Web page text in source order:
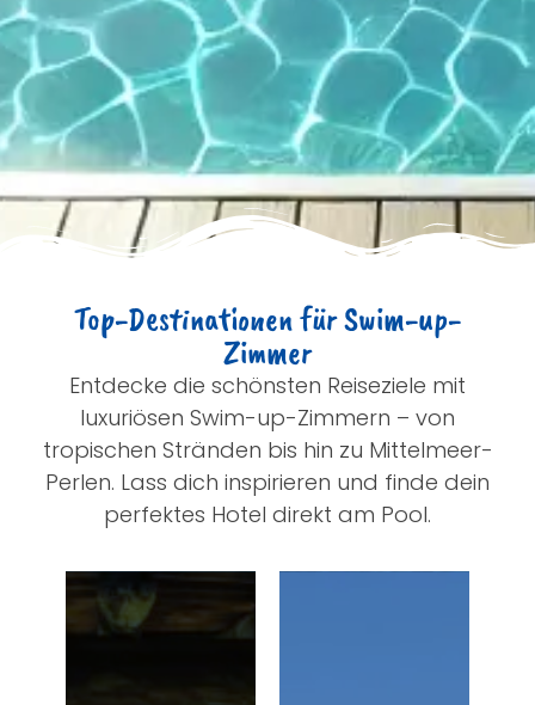
Top-Destinationen für Swim-up-
Zimmer
Entdecke die schönsten Reiseziele mit
luxuriösen Swim-up-Zimmern – von
tropischen Stränden bis hin zu Mittelmeer-
Perlen. Lass dich inspirieren und finde dein
perfektes Hotel direkt am Pool.